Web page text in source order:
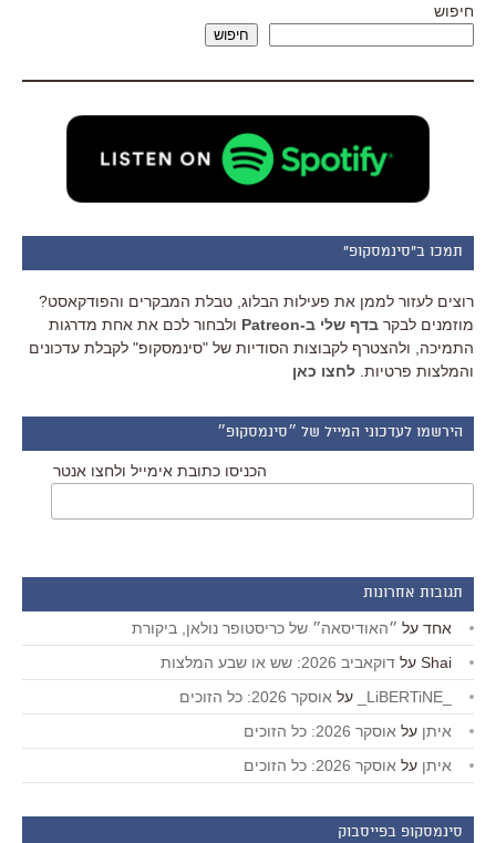
חיפוש
חיפוש
תמכו ב"סינמסקופ"
רוצים לעזור לממן את פעילות הבלוג, טבלת המבקרים והפודקאסט?
מוזמנים לבקר בדף שלי ב-Patreon
ולבחור לכם את אחת מדרגות
התמיכה, ולהצטרף לקבוצות הסודיות של "סינמסקופ" לקבלת עדכונים
והמלצות פרטיות. לחצו כאן
הירשמו לעדכוני המייל של ״סינמסקופ״
הכניסו כתובת אימייל ולחצו אנטר
תגובות אחרונות
אחד על ״האודיסאה״ של כריסטופר נולאן, ביקורת
Shai על דוקאביב 2026: שש או שבע המלצות
על אוסקר 2026: כל הזוכים
איתן על אוסקר 2026: כל הזוכים
איתן על אוסקר 2026: כל הזוכים
סינמסקופ בפייסבוק